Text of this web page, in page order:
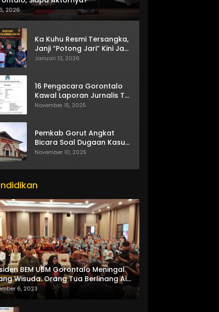
2026
Ka Kuhu Resmi Tersangka,
Janji “Potong Jari” Kini Jadi
Bumerang
Januari 13, 2026
16 Pengacara Gorontalo
Kawal Laporan Jurnalis TV
One
November 15, 2025
Pemkab Gorut Angkat
Bicara Soal Dugaan Kasus
Asusila Oknum ASN
November 10, 2025
BEM UBM Gorontalo Meningal
Wisuda. Orang Tua Berlinang Air
Menerima SKL dan Pemasangan
6, 2023